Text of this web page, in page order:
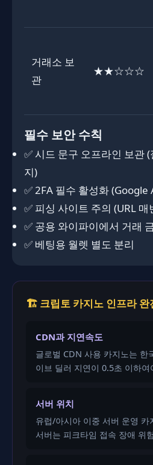
거래소 보
관
★★☆☆☆
필수 보안 수칙
✅ 시드 문구 오프라인 보관
지)
✅ 2FA 필수 활성화
✅ 피싱 사이트 주의 (URL 매
✅ 공용 와이파이에서 거래
✅ 베팅용 월렛 별도 분리
🏗️ 크립토 카지노 인프라 완
CDN과 지연속도
글로벌 CDN 사용 카지노는 한
이브 딜러 지연이 0.5초 이하여
서버 위치
유럽/아시아 이중 서버 운영 카
서버는 피크타임 접속 장애 위